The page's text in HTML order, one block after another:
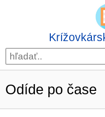
Odíde po čase